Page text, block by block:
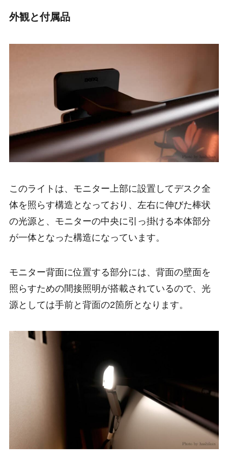
外観と付属品
このライトは、モニター上部に設置してデスク全
体を照らす構造となっており、左右に伸びた棒状
の光源と、モニターの中央に引っ掛ける本体部分
が一体となった構造になっています。
モニター背面に位置する部分には、背面の壁面を
照らすための間接照明が搭載されているので、光
源としては手前と背面の2箇所となります。